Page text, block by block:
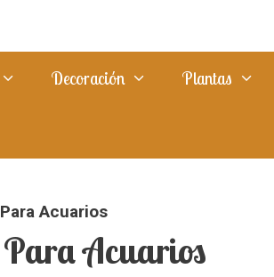
Decoración Plantas
Acuarios
Acuarios